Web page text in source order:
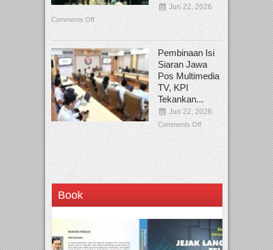
Jun 22, 2026
Comments Off
Pembinaan Isi
Siaran Jawa
Pos Multimedia
TV, KPI
Tekankan...
Jun 22, 2026
Comments Off
Book